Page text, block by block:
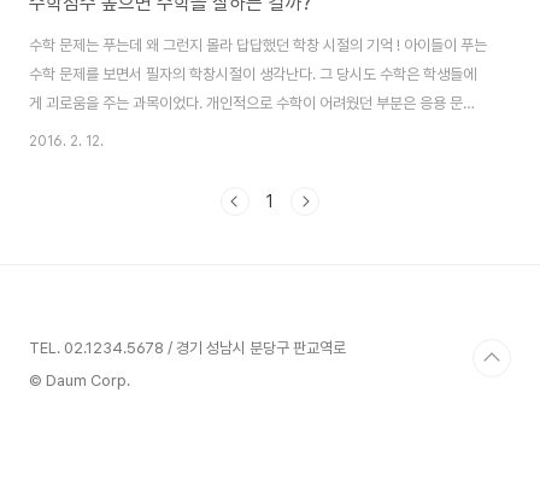
수학 문제는 푸는데 왜 그런지 몰라 답답했던 학창 시절의 기억 ! 아이들이 푸는
수학 문제를 보면서 필자의 학창시절이 생각난다. 그 당시도 수학은 학생들에
게 괴로움을 주는 과목이었다. 개인적으로 수학이 어려웠던 부분은 응용 문제
풀이였다. 복잡한 방정식을 세워 풀어야 하는데 수업 시간이 문제 풀이 위주로
어의 정의, 개념 등에 대해 확실히 집고 넘어갔으면 좋겠다는 생각을 많이 했다.
2016. 2. 12.
1
TEL. 02.1234.5678 / 경기 성남시 분당구 판교역로
© Daum Corp.